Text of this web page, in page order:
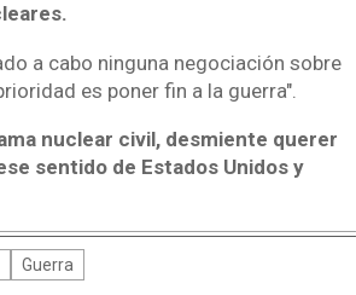
a cabo ninguna negociación sobre
es poner fin a la guerra".
nuclear civil, desmiente querer
sentido de Estados Unidos y
Guerra